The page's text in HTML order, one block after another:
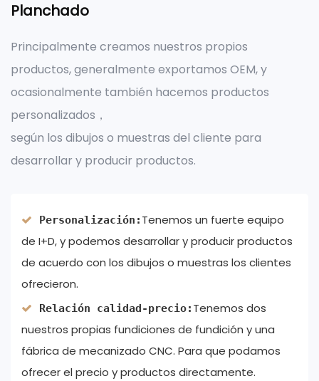
Planchado
Principalmente creamos nuestros propios
productos, generalmente exportamos OEM, y
ocasionalmente también hacemos productos
personalizados，
según los dibujos o muestras del cliente para
desarrollar y producir productos.
Personalización: Tenemos un fuerte equipo
de I+D, y podemos desarrollar y producir productos
de acuerdo con los dibujos o muestras los clientes
ofrecieron.
Relación calidad-precio: Tenemos dos
nuestros propias fundiciones de fundición y una
fábrica de mecanizado CNC. Para que podamos
ofrecer el precio y productos directamente.